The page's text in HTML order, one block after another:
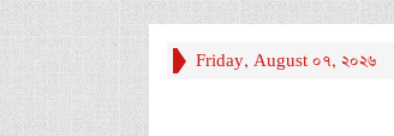
Friday, August 07, 2026